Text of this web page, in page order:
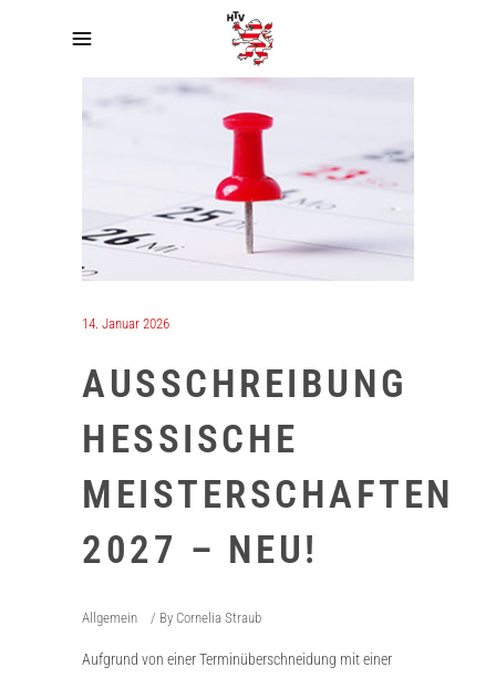
14. Januar 2026
AUSSCHREIBUNG
HESSISCHE
MEISTERSCHAFTEN
2027 – NEU!
Allgemein By Cornelia Straub
Aufgrund von einer Terminüberschneidung mit einer